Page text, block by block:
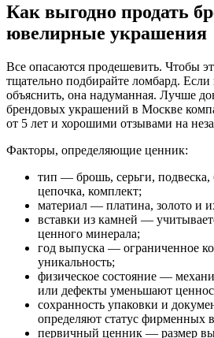
Как выгодно продать
ювелирные украшения
Все опасаются продешевить. Чтобы
тщательно подбирайте ломбард. Если
объяснить, она надуманная. Лучше
брендовых украшений в Москве
от 5 лет и хорошими отзывами на
Факторы, определяющие ценник:
тип — брошь, серьги, подвеска,
цепочка, комплект;
материал — платина, золото и
вставки из камней —
ценного минерала;
год выпуска — ограниченное
уникальность;
физическое состояние —
или дефекты уменьшают
сохранность упаковки и
определяют статус фирменных
первичный ценник — размер